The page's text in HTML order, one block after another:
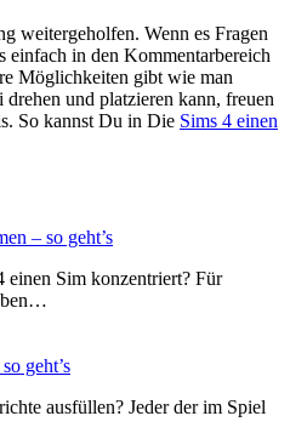
weitergeholfen. Wenn es Fragen
einfach in den Kommentarbereich
Möglichkeiten gibt wie man
und platzieren kann, freuen
So kannst Du in Die Sims 4 einen
– so geht’s
einen Sim konzentriert? Für
geht’s
ausfüllen? Jeder der im Spiel